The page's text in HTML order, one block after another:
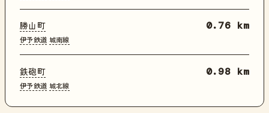
勝山町
伊予鉄道 城南線
0.76 km
鉄砲町
伊予鉄道 城北線
0.98 km